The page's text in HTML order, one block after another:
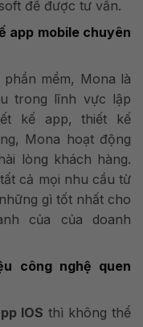
để được tư vấn.
app mobile chuyên
mềm, Mona là
trong lĩnh vực lập
kế app, thiết kế
Mona hoạt động
lòng khách hàng.
cả mọi nhu cầu từ
gì tốt nhất cho
của của doanh
công nghệ quen
IOS thì không thể